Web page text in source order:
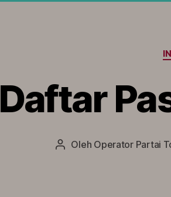
Daftar
Penulis
Oleh Operator Partai